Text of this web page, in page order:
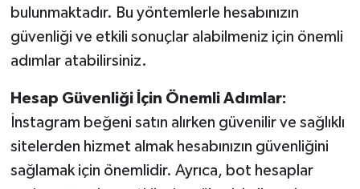
bulunmaktadır. Bu yöntemlerle hesabınızın
güvenliği ve etkili sonuçlar alabilmeniz için önemli
adımlar atabilirsiniz.
Hesap Güvenliği İçin Önemli Adımlar:
İnstagram beğeni satın alırken güvenilir ve sağlıklı
sitelerden hizmet almak hesabınızın güvenliğini
sağlamak için önemlidir. Ayrıca, bot hesaplar